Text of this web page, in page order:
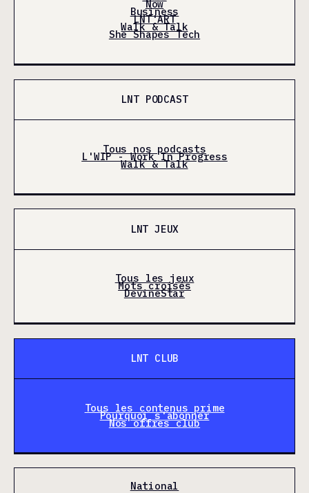
Now
Business
LNT'ART
Walk & Talk
She Shapes Tech
LNT PODCAST
Tous nos podcasts
L'WIP - Work In Progress
Walk & Talk
LNT JEUX
Tous les jeux
Mots croisés
DevineStar
LNT CLUB
Tous les contenus prime
Pourquoi s'abonner
Nos offres club
National